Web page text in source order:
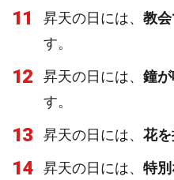
11 昇天の日には、 教
す。
12 昇天の日には、 鐘
す。
13 昇天の日には、 花
14 昇天の日には、 特別